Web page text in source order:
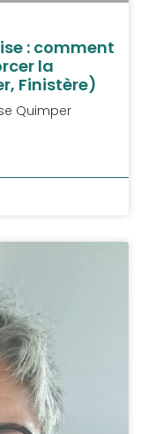
: comment
la
Finistère)
Quimper